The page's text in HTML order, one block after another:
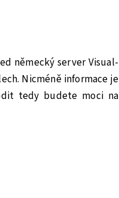
německý server Visual-
Nicméně informace je
tedy budete moci na